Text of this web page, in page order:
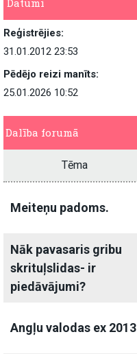
Datumi
Reģistrējies:
31.01.2012 23:53
Pēdējo reizi manīts:
25.01.2026 10:52
Dalība forumā
Tēma
Meiteņu padoms.
Nāk pavasaris gribu
skrituļslidas- ir
piedāvājumi?
Angļu valodas ex 2013